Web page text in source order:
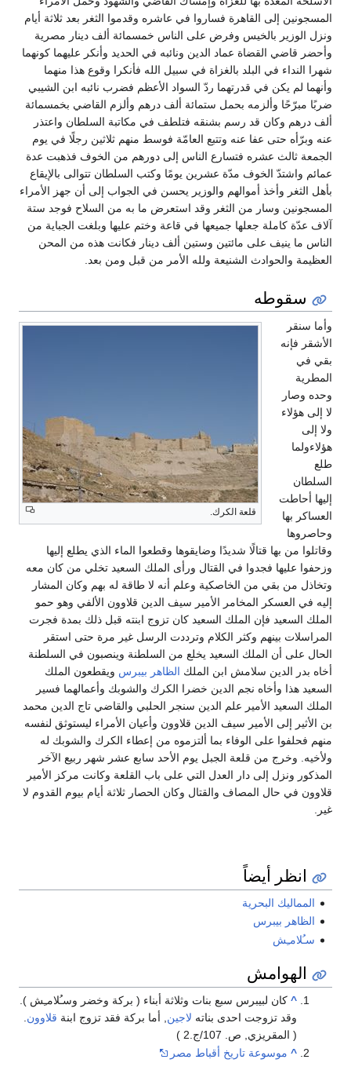
المسجونين إلى القاهرة فساروا في عاشره وقدموا الثغر بعد ثلاثة أيام
ونزل الوزير بالخيس وفرض على الناس خمسمائة ألف دينار مصرية
وأحضر قاضي القضاة عماد الدين ونائبه في الحديد وأنكر عليهما كونهما
شهرا النداء في البلد بالغزاة في سبيل الله فأنكرا وقوع هذا منهما
وأنهما لم يكن في قدرتهما ردّ السواد الأعظم فضرب نائبه ابن الشيبي
ضربًا مبرّحًا وألزمه بحمل ستمائة ألف درهم وألزم القاضي بخمسمائة
ألف درهم وكان قد رسم بشنقه فتلطف في مكاتبة السلطان واعتذر
عنه وبرّأه حتى عفا عنه وتتبع العامّة فوسط منهم ثلاثين رجلًا في يوم
الجمعة ثالث عشره فتسارع الناس إلى دورهم من الخوف فذهبت عدة
عمائم واشتدّ الخوف مدّة عشرين يومًا وكتب السلطان تتوالى بالإيقاع
بأهل الثغر وأخذ أموالهم والوزير يحسن في الجواب إلى أن جهز الأمراء
المسجونين وسار من الثغر وقد استعرض ما به من السلاح فوجد ستة
آلاف عدّة كاملة جعلها جميعها في قاعة وختم عليها وبلغت الجباية من
الناس ما ينيف على مائتين وستين ألف دينار فكانت هذه من المحن
العظيمة والحوادث الشنيعة ولله الأمر من قبل ومن بعد‏.‏
سقوطه
قلعة الكرك.
وأما سنقر
الأشقر فإنه
بقي في
المطرية
وحده وصار
لا إلى هؤلاء
ولا إلى
هؤلاءولما
طلع
السلطان
إليها أحاطت
العساكر بها
وحاصروها
وقاتلوا من بها قتالًا شديدًا وضايقوها وقطعوا الماء الذي يطلع إليها
وزحفوا عليها فجدوا في القتال ورأى الملك السعيد تخلي من كان معه
وتخاذل من بقي من الخاصكية وعلم أنه لا طاقة له بهم وكان المشار
إليه في العسكر المخامر الأمير سيف الدين قلاوون الألفي وهو حمو
الملك السعيد فإن الملك السعيد كان تزوج ابنته قبل ذلك بمدة فجرت
المراسلات بينهم وكثر الكلام وترددت الرسل غير مرة حتى استقر
الحال على أن الملك السعيد يخلع من السلطنة وينصبون في السلطنة
أخاه بدر الدين سلامش ابن الملك الظاهر بيبرس ويقطعون الملك
السعيد هذا وأخاه نجم الدين خضرا الكرك والشوبك وأعمالهما فسير
الملك السعيد الأمير علم الدين سنجر الحلبي والقاضي تاج الدين محمد
بن الأثير إلى الأمير سيف الدين قلاوون وأعيان الأمراء ليستوثق لنفسه
منهم فحلفوا على الوفاء بما ألتزموه من إعطاء الكرك والشوبك له
ولأخيه‏.‏ وخرج من قلعة الجبل يوم الأحد سابع عشر شهر ربيع الآخر
المذكور ونزل إلى دار العدل التي على باب القلعة وكانت مركز الأمير
قلاوون في حال المصاف والقتال وكان الحصار ثلاثة أيام بيوم القدوم لا
غير‏.‏
انظر أيضاً
المماليك البحرية
الظاهر بيبرس
سـُلامـِش
الهوامش
^ كان لبيبرس سبع بنات وثلاثة أبناء ( بركة وخضر وسـُلامـِش ).
وقد تزوجت احدى بناته لاجين , أما بركة فقد تزوج ابنة قلاوون
( المقريزي, ص. 107/ج.2 )
^ موسوعة تاريخ أقباط مصر